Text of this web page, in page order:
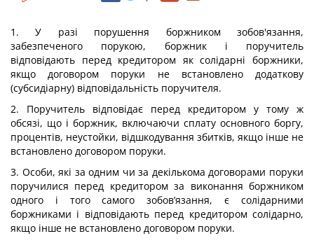
1. У разі порушення боржником зобов'язання,
забезпеченого порукою, боржник і поручитель
відповідають перед кредитором як солідарні боржники,
якщо договором поруки не встановлено додаткову
(субсидіарну) відповідальність поручителя.
2. Поручитель відповідає перед кредитором у тому ж
обсязі, що і боржник, включаючи сплату основного боргу,
процентів, неустойки, відшкодування збитків, якщо інше не
встановлено договором поруки.
3. Особи, які за одним чи за декількома договорами поруки
поручилися перед кредитором за виконання боржником
одного і того самого зобов’язання, є солідарними
боржниками і відповідають перед кредитором солідарно,
якщо інше не встановлено договором поруки.